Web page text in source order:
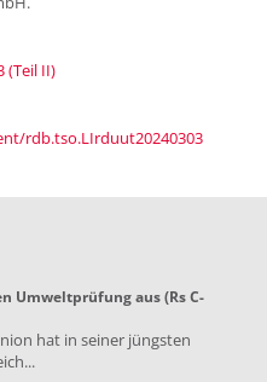
(Teil II)
rdb.tso.LIrduut20240303
Umweltprüfung aus (Rs C-
hat in seiner jüngsten